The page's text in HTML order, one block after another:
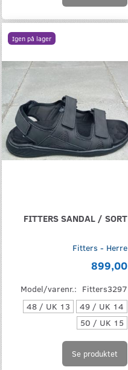
Igen på lager
FITTERS SANDAL / SORT
Fitters - Herre
899,00
Model/varenr.: Fitters3297
48 / UK 13
49 / UK 14
50 / UK 15
Se produktet